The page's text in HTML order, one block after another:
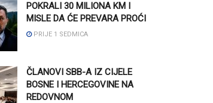
POKRALI 30 MILIONA KM I
MISLE DA ĆE PREVARA PROĆI
PRIJE 1 SEDMICA
ČLANOVI SBB-A IZ CIJELE
BOSNE I HERCEGOVINE NA
REDOVNOM